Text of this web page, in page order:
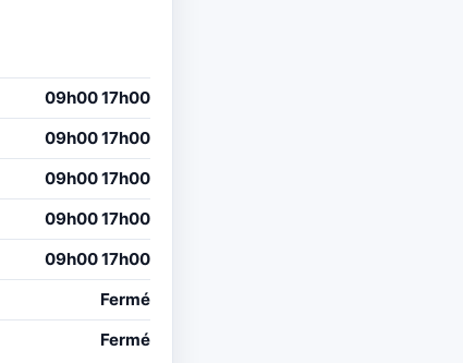
09h00 17h00
09h00 17h00
09h00 17h00
09h00 17h00
09h00 17h00
Fermé
Fermé